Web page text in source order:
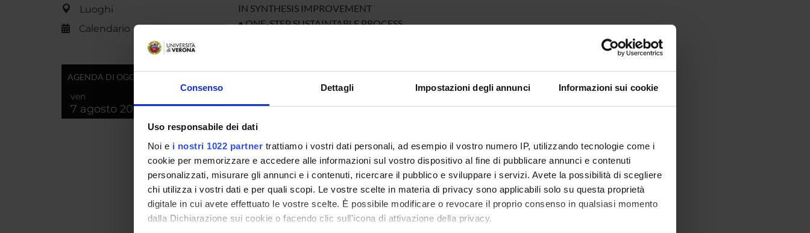
Consenso Dettagli Impostazioni degli annunci Informazioni sui cookie
Uso responsabile dei dati
Noi e i nostri 1022 partner trattiamo i vostri dati personali, ad esempio il vostro numero IP, utilizzando tecnologie come i
cookie per memorizzare e accedere alle informazioni sul vostro dispositivo al fine di pubblicare annunci e contenuti
personalizzati, misurare gli annunci e i contenuti, ricercare il pubblico e sviluppare i servizi. Avete la possibilità di scegliere
chi utilizza i vostri dati e per quali scopi. Le vostre scelte in materia di privacy sono applicabili solo su questa proprietà
digitale in cui avete effettuato le vostre scelte. È possibile modificare o revocare il proprio consenso in qualsiasi momento
dalla Dichiarazione sui cookie o facendo clic sull'icona di attivazione della privacy.
Luoghi
Calendario
AGENDA DI OGGI
ven
7 agosto 2026
IN SYNTHESIS IMPROVEMENT
• ONE-STEP SUSTAINTABLE PROCESS
IN CONSERVATION APPLICATIONS
• AESTHETIC
• PENETRATION DEPTH
• MECHANICAL PROPERTIES
Project Partners
• Ca’ Foscari University,
• University of L’Aquila